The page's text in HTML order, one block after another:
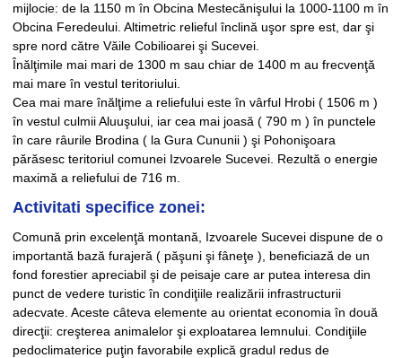
mijlocie: de la 1150 m în Obcina Mestecănişului la 1000-1100 m în
Obcina Feredeului. Altimetric relieful înclină uşor spre est, dar şi
spre nord către Văile Cobilioarei şi Sucevei.
Înălţimile mai mari de 1300 m sau chiar de 1400 m au frecvenţă
mai mare în vestul teritoriului.
Cea mai mare înălţime a reliefului este în vârful Hrobi ( 1506 m )
în vestul culmii Aluuşului, iar cea mai joasă ( 790 m ) în punctele
în care râurile Brodina ( la Gura Cununii ) şi Pohonişoara
părăsesc teritoriul comunei Izvoarele Sucevei. Rezultă o energie
maximă a reliefului de 716 m.
Activitati specifice zonei:
Comună prin excelenţă montană, Izvoarele Sucevei dispune de o
importantă bază furajeră ( păşuni şi fâneţe ), beneficiază de un
fond forestier apreciabil şi de peisaje care ar putea interesa din
punct de vedere turistic în condiţiile realizării infrastructurii
adecvate. Aceste câteva elemente au orientat economia în două
direcţii: creşterea animalelor şi exploatarea lemnului. Condiţiile
pedoclimaterice puţin favorabile explică gradul redus de